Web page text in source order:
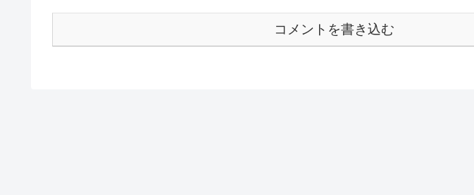
コメントを書き込む